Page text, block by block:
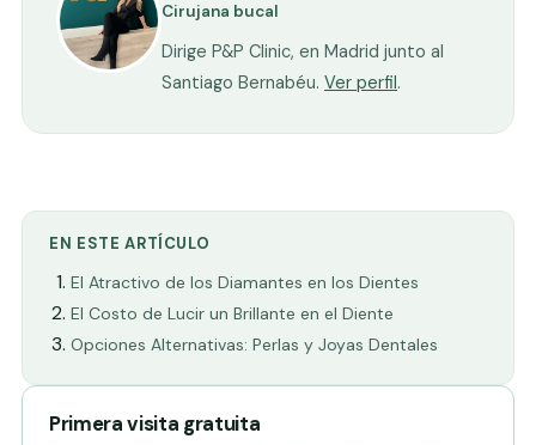
Cirujana bucal
Dirige P&P Clinic, en Madrid junto al
Santiago Bernabéu. Ver perfil.
EN ESTE ARTÍCULO
El Atractivo de los Diamantes en los Dientes
El Costo de Lucir un Brillante en el Diente
Opciones Alternativas: Perlas y Joyas Dentales
Primera visita gratuita